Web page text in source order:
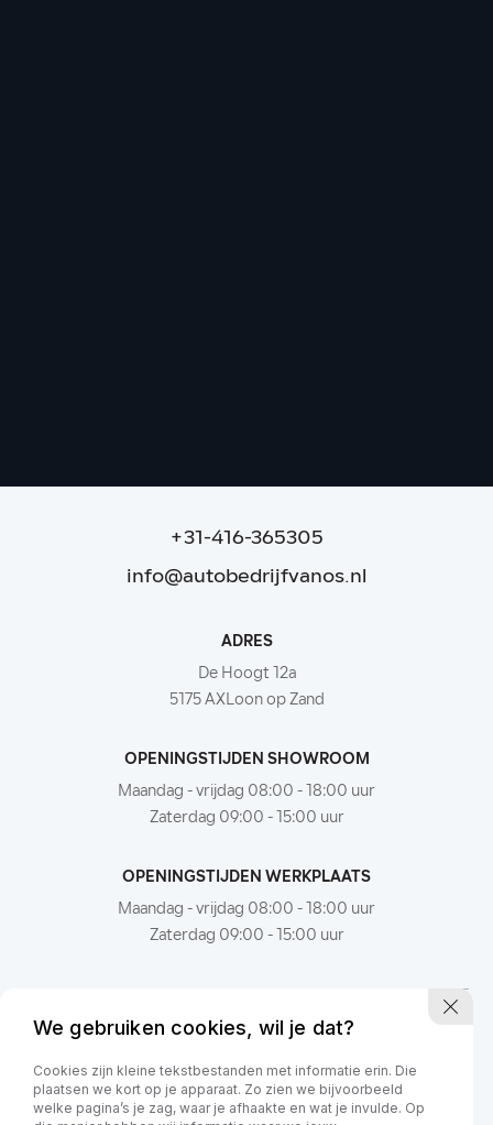
+31-416-365305
info@autobedrijfvanos.nl
ADRES
De Hoogt 12a
5175 AXLoon op Zand
OPENINGSTIJDEN SHOWROOM
Maandag - vrijdag 08:00 - 18:00 uur
Zaterdag 09:00 - 15:00 uur
OPENINGSTIJDEN WERKPLAATS
Maandag - vrijdag 08:00 - 18:00 uur
Zaterdag 09:00 - 15:00 uur
We gebruiken cookies, wil je dat?
Cookies zijn kleine tekstbestanden met informatie erin. Die
plaatsen we kort op je apparaat. Zo zien we bijvoorbeeld
welke pagina’s je zag, waar je afhaakte en wat je invulde. Op